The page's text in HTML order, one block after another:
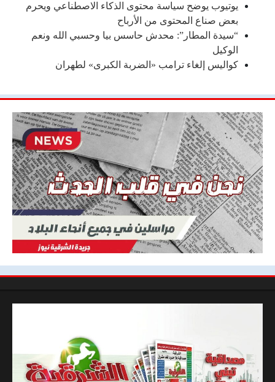
يوتيوب يوضح سياسة محتوى الذكاء الاصطناعي ويحرم
بعض صناع المحتوى من الأرباح
“سيدة المطار”: محدش حاسس بيا وحسبي الله ونعم
الوكيل
كواليس إلغاء ترامب «الضربة الكبرى» لطهران